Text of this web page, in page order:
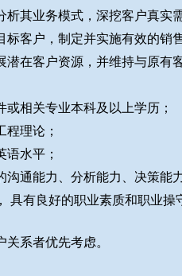
析其业务模式，深挖客户真实
标客户，制定并实施有效的销
潜在客户资源，并维持与原有
或相关专业本科及以上学历；
程理论；
语水平；
沟通能力、分析能力、决策能
具有良好的职业素质和职业
关系者优先考虑。